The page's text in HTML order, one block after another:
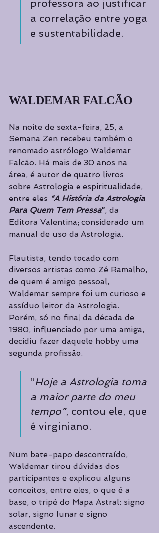
professora ao justificar
a correlação entre yoga
e sustentabilidade.
WALDEMAR FALCÃO
Na noite de sexta-feira, 25, a
Semana Zen recebeu também o
renomado astrólogo Waldemar
Falcão. Há mais de 30 anos na
área, é autor de quatro livros
sobre Astrologia e espiritualidade,
entre eles “A História da Astrologia
Para Quem Tem Pressa”, da
Editora Valentina; considerado um
manual de uso da Astrologia.
Flautista, tendo tocado com
diversos artistas como Zé Ramalho,
de quem é amigo pessoal,
Waldemar sempre foi um curioso e
assíduo leitor da Astrologia.
Porém, só no final da década de
1980, influenciado por uma amiga,
decidiu fazer daquele hobby uma
segunda profissão.
“Hoje a Astrologia toma
a maior parte do meu
tempo”, contou ele, que
é virginiano.
Num bate-papo descontraído,
Waldemar tirou dúvidas dos
participantes e explicou alguns
conceitos, entre eles, o que é a
base, o tripé do Mapa Astral: signo
solar, signo lunar e signo
ascendente.